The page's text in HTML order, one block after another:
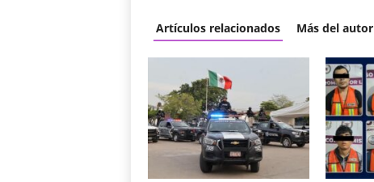
Artículos relacionados Más del autor